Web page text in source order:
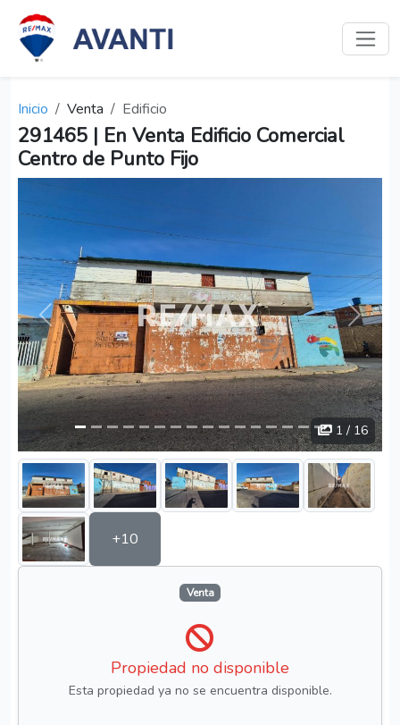
Inicio Venta Edificio
291465 | En Venta Edificio Comercial
Centro de Punto Fijo
Anterior
2 / 16
+10
Venta
Propiedad no disponible
Esta propiedad ya no se encuentra disponible.